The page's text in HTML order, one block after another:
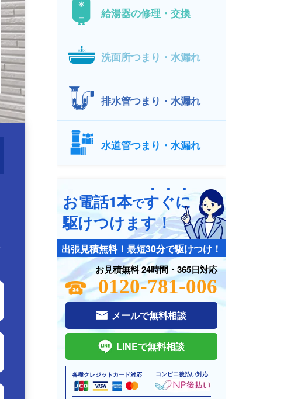
給湯器の修理・交換
洗面所つまり・水漏れ
排水管つまり・水漏れ
水道管つまり・水漏れ
お電話1本ですぐに
駆けつけます！
出張見積無料！最短30分で駆けつけ！
お見積無料 24時間・365日対応
0120-781-006
メールで無料相談
LINEで無料相談
各種クレジットカード対応 コンビニ後払い対応